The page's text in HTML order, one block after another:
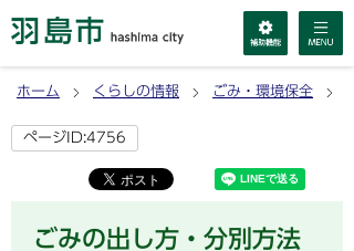
ホーム くらしの情報 ごみ・環境保全
ページID:4756
ごみの出し方・分別方法